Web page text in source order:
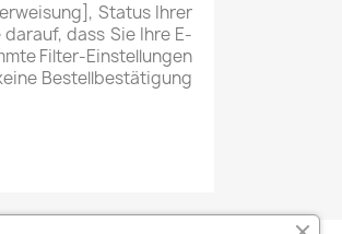
Status Ihrer
dass Sie Ihre E-
Filter-Einstellungen
Bestellbestätigung